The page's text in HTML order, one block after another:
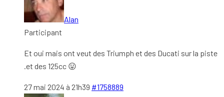
Alan
Participant
Et oui mais ont veut des Triumph et des Ducati sur la piste
.et des 125cc 😛
27 mai 2024 à 21h39 #1758889